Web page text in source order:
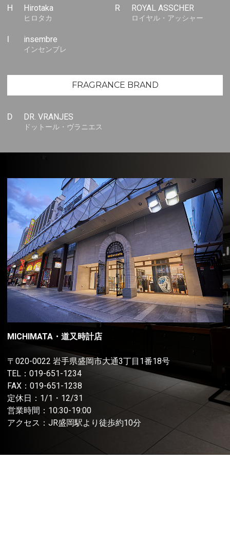
H Hirotaka
ヒロタカ
insembre
インセンブレ
R ROYAL ASSCHER
ロイヤル・アッシャー
FRAGRANCE BRAND
D DR. VRANJES
ドットール・ヴラニエス
MICHIMATA・道又時計店
〒020-0022 岩手県盛岡市大通3丁目1番18号
TEL： 019-651-1234
FAX：019-651-1238
定休日：1/1・12/31
営業時間：10:30-19:00
アクセス：JR盛岡駅より徒歩約10分